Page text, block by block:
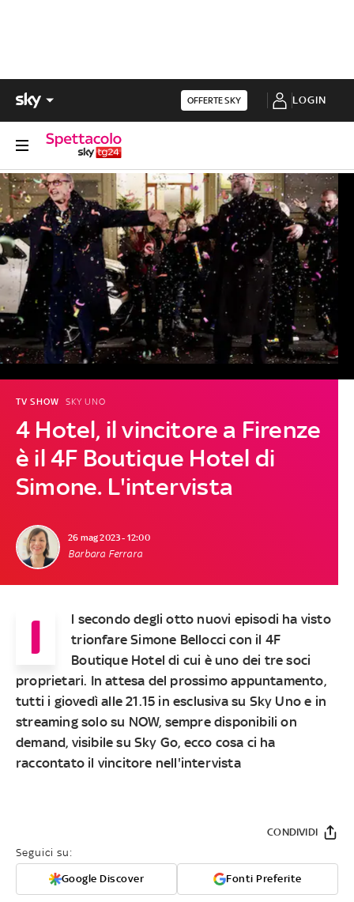
OFFERTE SKY LOGIN
4 Hotel, il vincitore a Firenze
è il 4F Boutique Hotel di
Simone. L'intervista
TV SHOW SKY UNO
26 mag 2023 - 12:00
Barbara Ferrara
I
l secondo degli otto nuovi episodi ha visto
trionfare Simone Bellocci con il 4F
Boutique Hotel di cui è uno dei tre soci
proprietari. In attesa del prossimo appuntamento,
tutti i giovedì alle 21.15 in esclusiva su Sky Uno e in
streaming solo su NOW, sempre disponibili on
demand, visibile su Sky Go, ecco cosa ci ha
raccontato il vincitore nell'intervista
Seguici su:
Google Discover Fonti Preferite
CONDIVIDI